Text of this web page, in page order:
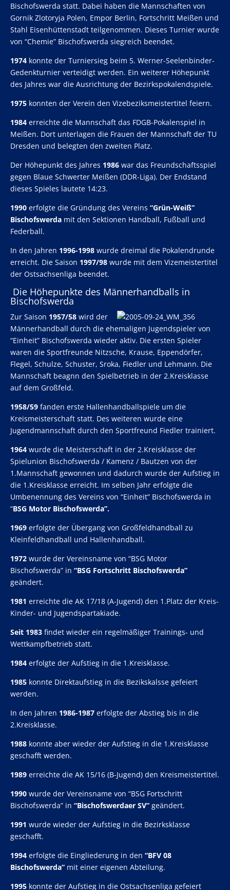
Bischofswerda statt. Dabei haben die Mannschaften von
Gornik Zlotoryja Polen, Empor Berlin, Fortschritt Meißen und
Stahl Eisenhüttenstadt teilgenommen. Dieses Turnier wurde
von “Chemie” Bischofswerda siegreich beendet.
1974 konnte der Turniersieg beim 5. Werner-Seelenbinder-
Gedenkturnier verteidigt werden. Ein weiterer Höhepunkt
des Jahres war die Ausrichtung der Bezirkspokalendspiele.
1975 konnten der Verein den Vizebeziksmeistertitel feiern.
1984 erreichte die Mannschaft das FDGB-Pokalenspiel in
Meißen. Dort unterlagen die Frauen der Mannschaft der TU
Dresden und belegten den zweiten Platz.
Der Höhepunkt des Jahres 1986 war das Freundschaftsspiel
gegen Blaue Schwerter Meißen (DDR-Liga). Der Endstand
dieses Spieles lautete 14:23.
1990 erfolgte die Gründung des Vereins “Grün-Weiß”
Bischofswerda mit den Sektionen Handball, Fußball und
Federball.
In den Jahren 1996-1998 wurde dreimal die Pokalendrunde
erreicht. Die Saison 1997/98 wurde mit dem Vizemeistertitel
der Ostsachsenliga beendet.
Die Höhepunkte des Männerhandballs in
Bischofswerda
Zur Saison 1957/58 wird der
Männerhandball durch die ehemaligen Jugendspieler von
“Einheit” Bischofswerda wieder aktiv. Die ersten Spieler
waren die Sportfreunde Nitzsche, Krause, Eppendörfer,
Flegel, Schulze, Schuster, Sroka, Fiedler und Lehmann. Die
Mannschaft beagnn den Spielbetrieb in der 2.Kreisklasse
auf dem Großfeld.
1958/59 fanden erste Hallenhandballspiele um die
Kreismeisterschaft statt. Des weiteren wurde eine
Jugendmannschaft durch den Sportfreund Fiedler trainiert.
1964 wurde die Meisterschaft in der 2.Kreisklasse der
Spielunion Bischofswerda / Kamenz / Bautzen von der
1.Mannschaft gewonnen und dadurch wurde der Aufstieg in
die 1.Kreisklasse erreicht. Im selben Jahr erfolgte die
Umbenennung des Vereins von “Einheit” Bischofswerda in
“BSG Motor Bischofswerda”.
1969 erfolgte der Übergang von Großfeldhandball zu
Kleinfeldhandball und Hallenhandball.
1972 wurde der Vereinsname von “BSG Motor
Bischofswerda” in “BSG Fortschritt Bischofswerda”
geändert.
1981 erreichte die AK 17/18 (A-Jugend) den 1.Platz der Kreis-
Kinder- und Jugendspartakiade.
Seit 1983 findet wieder ein regelmäßiger Trainings- und
Wettkampfbetrieb statt.
1984 erfolgte der Aufstieg in die 1.Kreisklasse.
1985 konnte Direktaufstieg in die Bezikskalsse gefeiert
werden.
In den Jahren 1986-1987 erfolgte der Abstieg bis in die
2.Kreisklasse.
1988 konnte aber wieder der Aufstieg in die 1.Kreisklasse
geschafft werden.
1989 erreichte die AK 15/16 (B-Jugend) den Kreismeistertitel.
1990 wurde der Vereinsname von “BSG Fortschritt
Bischofswerda” in “Bischofswerdaer SV” geändert.
1991 wurde wieder der Aufstieg in die Bezirksklasse
geschafft.
1994 erfolgte die Eingliederung in den “BFV 08
Bischofswerda” mit einer eigenen Abteilung.
1995 konnte der Aufstieg in die Ostsachsenliga gefeiert